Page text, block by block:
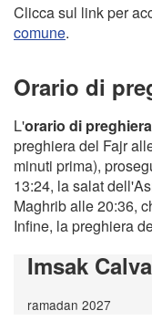
Clicca sul link per
comune.
Orario di
L'orario di
preghiera del Fajr
minuti prima),
13:24, la salat
Maghrib alle 20:36,
Infine, la preghiera
Imsak
ramadan 2027